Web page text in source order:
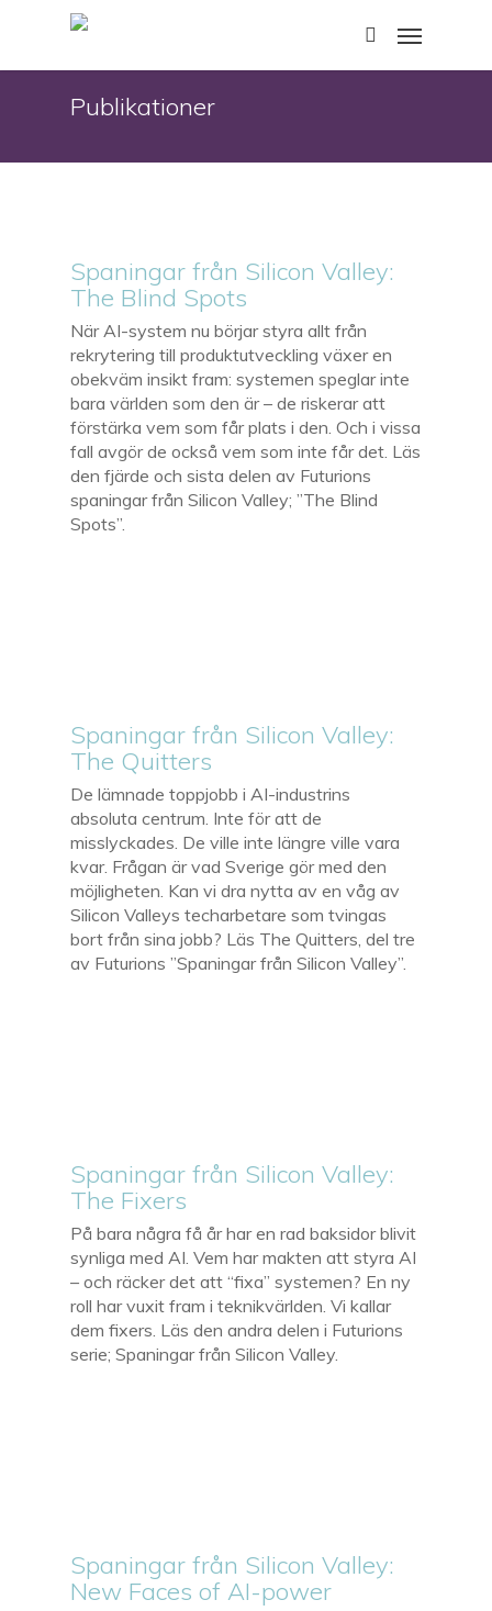
search
Menu
Publikationer
Spaningar från Silicon Valley:
The Blind Spots
När AI-system nu börjar styra allt från
rekrytering till produktutveckling växer en
obekväm insikt fram: systemen speglar inte
bara världen som den är – de riskerar att
förstärka vem som får plats i den. Och i vissa
fall avgör de också vem som inte får det. Läs
den fjärde och sista delen av Futurions
spaningar från Silicon Valley; ”The Blind
Spots”.
Spaningar från Silicon Valley:
The Quitters
De lämnade toppjobb i AI-industrins
absoluta centrum. Inte för att de
misslyckades. De ville inte längre ville vara
kvar. Frågan är vad Sverige gör med den
möjligheten. Kan vi dra nytta av en våg av
Silicon Valleys techarbetare som tvingas
bort från sina jobb? Läs The Quitters, del tre
av Futurions ”Spaningar från Silicon Valley”.
Spaningar från Silicon Valley:
The Fixers
På bara några få år har en rad baksidor blivit
synliga med AI. Vem har makten att styra AI
– och räcker det att “fixa” systemen? En ny
roll har vuxit fram i teknikvärlden. Vi kallar
dem fixers. Läs den andra delen i Futurions
serie; Spaningar från Silicon Valley.
Spaningar från Silicon Valley:
New Faces of AI-power